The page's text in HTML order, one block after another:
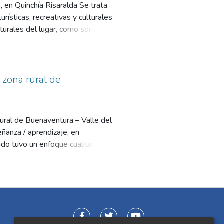
Quinchía Risaralda Se trata
recreativas y culturales
del lugar, como son los
existente en Risaralda y
rural de
de Buenaventura – Valle del
/ aprendizaje, en
tuvo un enfoque cualitativo, el
abiertas, realizadas a 180
Se concluyó con el
las características